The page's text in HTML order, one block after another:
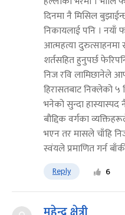
दिनमा नै मिसिल
निकायलाई पनि । नयाँ
आत्महत्या दुरुत्साहनमा
शर्तसहित हुनुपर्छ
निज रवि लामिछानेले
हिरासतबाट निक्लेको ५
भनेको सुन्दा
बौद्दिक वर्गका
भएन तर मासले चाँहि
स्वंयले प्रमाणित गर्न
Reply 6